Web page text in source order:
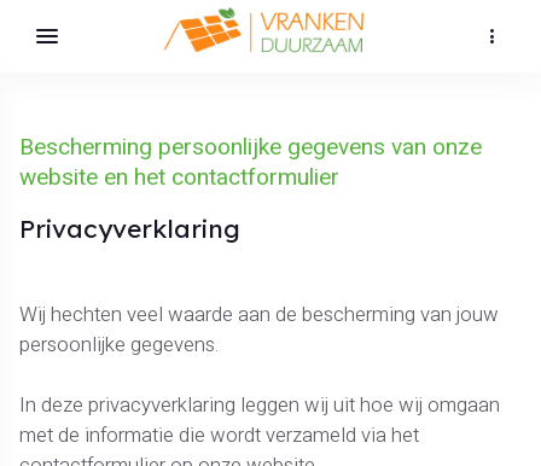
Bescherming persoonlijke gegevens van onze
website en het contactformulier
Privacyverklaring
Wij hechten veel waarde aan de bescherming van jouw
persoonlijke gegevens.
In deze privacyverklaring leggen wij uit hoe wij omgaan
met de informatie die wordt verzameld via het